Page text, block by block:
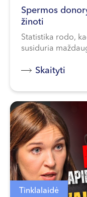
Spermos
žinoti
Statistika rodo,
susiduria
Skaityti
Tinklalaidė